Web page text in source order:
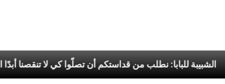
الشبيبة للبابا: نطلب من قداستكم أن السّلام